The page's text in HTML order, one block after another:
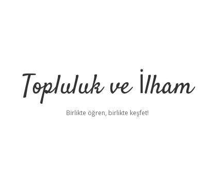
Topluluk ve İlham
Birlikte öğren, birlikte keşfet!